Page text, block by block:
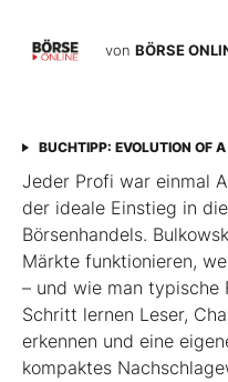
von BÖRSE
BUCHTIPP: EVOLUTION OF
Jeder Profi war einmal
der ideale Einstieg in
Börsenhandels.
Märkte funktionieren,
– und wie man typische
Schritt lernen Leser,
erkennen und eine
kompaktes